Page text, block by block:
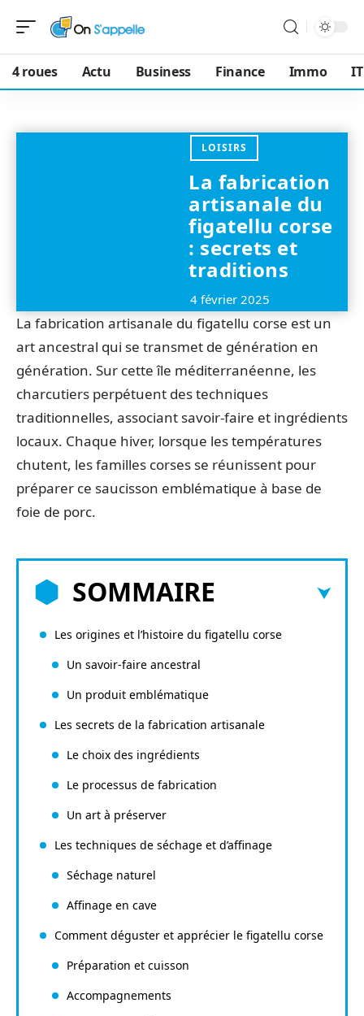
4 roues Actu Business Finance Immo IT
LOISIRS
La fabrication
artisanale du
figatellu corse
: secrets et
traditions
4 février 2025
La fabrication artisanale du figatellu corse est un
art ancestral qui se transmet de génération en
génération. Sur cette île méditerranéenne, les
charcutiers perpétuent des techniques
traditionnelles, associant savoir-faire et ingrédients
locaux. Chaque hiver, lorsque les températures
chutent, les familles corses se réunissent pour
préparer ce saucisson emblématique à base de
foie de porc.
SOMMAIRE
Les origines et l’histoire du figatellu corse
Un savoir-faire ancestral
Un produit emblématique
Les secrets de la fabrication artisanale
Le choix des ingrédients
Le processus de fabrication
Un art à préserver
Les techniques de séchage et d’affinage
Séchage naturel
Affinage en cave
Comment déguster et apprécier le figatellu corse
Préparation et cuisson
Accompagnements